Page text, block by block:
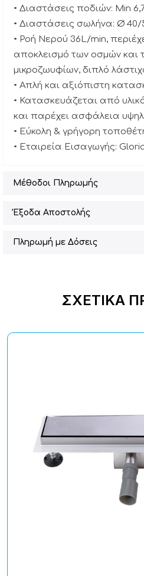
• Διαστάσεις ποδιών: Min
• Διαστάσεις σωλήνα: Ø 40/
• Ροή Νερού 36L/min,
αποκλεισμό των οσμών και
μικροζωυφίων, διπλό
• Απλή και αξιόπιστη
• Κατασκευάζεται από
και παρέχει ασφάλεια
• Εύκολη & γρήγορη
• Εταιρεία Εισαγωγής:
Μέθοδοι Πληρωμής
Έξοδα Αποστολής
Πληρωμή με Δόσεις
ΣΧΕΤΙΚΆ